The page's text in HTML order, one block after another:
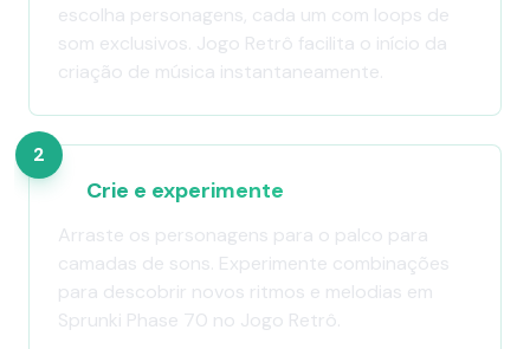
escolha personagens, cada um com loops de
som exclusivos. Jogo Retrô facilita o início da
criação de música instantaneamente.
2
Crie e experimente
Arraste os personagens para o palco para
camadas de sons. Experimente combinações
para descobrir novos ritmos e melodias em
Sprunki Phase 70 no Jogo Retrô.